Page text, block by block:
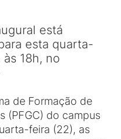
está
esta quarta-
18h, no
de Formação de
(PFGC) do campus
feira (22), as